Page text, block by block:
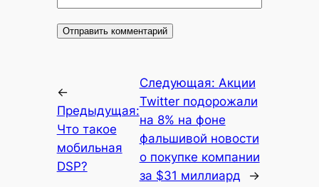
←
Предыдущая:
Что такое
мобильная
DSP?
Следующая: Акции
Twitter подорожали
на 8% на фоне
фальшивой новости
о покупке компании
за $31 миллиард
→